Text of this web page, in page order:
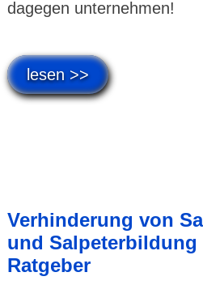
dagegen unternehmen!
lesen >>
Verhinderung von
und Salpeterbildung
Ratgeber